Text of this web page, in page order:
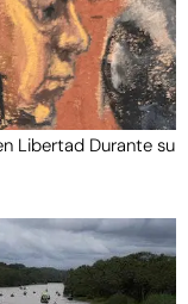
Libertad Durante su